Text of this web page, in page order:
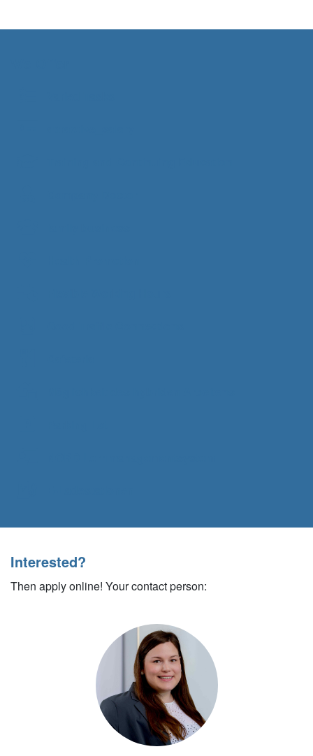
Interested?
Then apply online! Your contact person: